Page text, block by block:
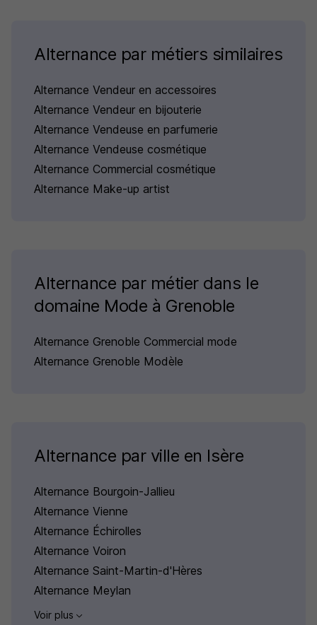
Alternance par métiers similaires
Alternance Vendeur en accessoires
Alternance Vendeur en bijouterie
Alternance Vendeuse en parfumerie
Alternance Vendeuse cosmétique
Alternance Commercial cosmétique
Alternance Make-up artist
Alternance par métier dans le
domaine Mode à Grenoble
Alternance Grenoble Commercial mode
Alternance Grenoble Modèle
Alternance par ville en Isère
Alternance Bourgoin-Jallieu
Alternance Vienne
Alternance Échirolles
Alternance Voiron
Alternance Saint-Martin-d'Hères
Alternance Meylan
Voir plus